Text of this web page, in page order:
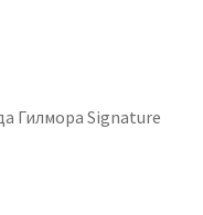
Гилмора Signature